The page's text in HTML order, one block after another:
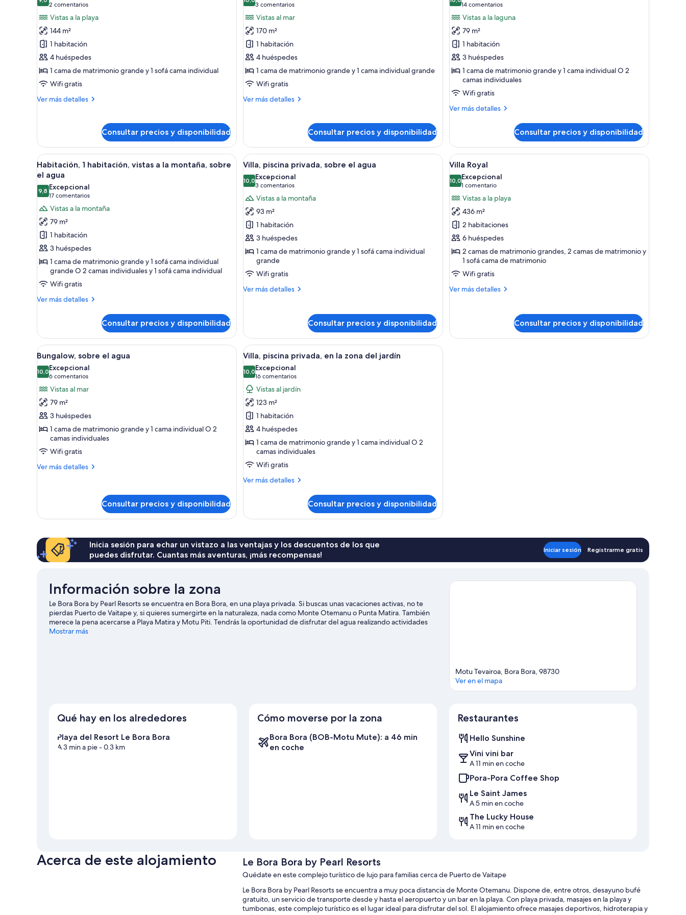
habitaciones
fotos
de
Villa,
habitación,
piscina
privada,
junto
9,0 de 10
2 comentarios
(2 comentarios)
Vistas a la playa
144 m²
1 habitación
4 huéspedes
1 cama de matrimonio grande y 1 sofá cama individual
Wifi gratis
Ver más detalles
Más
habitación,
piscina
privada,
junto
la
playa
Consultar precios y disponibilidad
fotos
de
Suite,
sobre
el
agua
(End
of
10,0 de 10
3 comentarios
(3 comentarios)
Vistas al mar
170 m²
1 habitación
4 huéspedes
1 cama de matrimonio grande y 1 cama individual grande
Wifi gratis
Ver más detalles
Más
el
agua
(End
Pontoon)
Consultar precios y disponibilidad
fotos
de
Bungalow,
vistas
a
la
laguna
10,0 de 10
14 comentarios
(14 comentarios)
Vistas a la laguna
79 m²
1 habitación
3 huéspedes
1 cama de matrimonio grande y 1 cama individual O 2
camas individuales
Wifi gratis
Ver más detalles
Más
vistas
la
laguna
Consultar precios y disponibilidad
Abrir
todas
las
fotos
de
Habitación,
habitación,
vistas
a
montaña,
sobre
Bungalows sobre el agua con techos de paja, terraza de madera y sillones frente a un mar turquesa y una montaña al fondo.
8
Habitación, 1 habitación, vistas a la montaña, sobre
el agua
9,89,8 de 10
Excepcional
17 comentarios
(17 comentarios)
Vistas a la montaña
79 m²
1 habitación
3 huéspedes
1 cama de matrimonio grande y 1 sofá cama individual
grande O 2 camas individuales y 1 sofá cama individual
Wifi gratis
Ver más detalles
Más
1
habitación,
vistas
la
montaña,
sobre
el
agua
Consultar precios y disponibilidad
Abrir
todas
las
fotos
de
Villa,
piscina
privada,
sobre
agua
Cabañas sobre el agua con techos de paja, pasarelas de madera y agua turquesa cristalina.
6
Villa, piscina privada, sobre el agua
10,010,0 de 10
Excepcional
3 comentarios
(3 comentarios)
Vistas a la montaña
93 m²
1 habitación
3 huéspedes
1 cama de matrimonio grande y 1 sofá cama individual
grande
Wifi gratis
Ver más detalles
Más
privada,
sobre
el
Consultar precios y disponibilidad
Abrir
todas
las
fotos
de
Villa
Royal
Zona junto a la piscina con estructuras de
15
Villa Royal
10,010,0 de 10
Excepcional
1 comentario
(1 comentario)
Vistas a la playa
436 m²
2 habitaciones
6 huéspedes
2 camas de matrimonio grandes, 2 camas de matrimonio y
1 sofá cama de matrimonio
Wifi gratis
Ver más detalles
Más
Consultar precios y disponibilidad
Abrir
todas
las
fotos
de
Bungalow,
sobre
el
agua
Habitación de hotel con una cama grande, televisión, zona de estar con vistas al océano y balcón con techo de paja.
7
Bungalow, sobre el agua
10,010,0 de 10
Excepcional
6 comentarios
(6 comentarios)
Vistas al mar
79 m²
3 huéspedes
1 cama de matrimonio grande y 1 cama individual O 2
camas individuales
Wifi gratis
Ver más detalles
Más
el
agua
Consultar precios y disponibilidad
Abrir
todas
las
fotos
de
Villa,
piscina
privada,
en
zona
del
Una terraza de madera con piscina, sillas de descanso, una cabaña de techo de paja y plantas tropicales.
5
Villa, piscina privada, en la zona del jardín
10,010,0 de 10
Excepcional
16 comentarios
(16 comentarios)
Vistas al jardín
123 m²
1 habitación
4 huéspedes
1 cama de matrimonio grande y 1 cama individual O 2
camas individuales
Wifi gratis
Ver más detalles
Más
piscina
la
zona
del
Consultar precios y disponibilidad
Inicia sesión para echar un vistazo a las ventajas y los descuentos de los que
puedes disfrutar. Cuantas más aventuras, ¡más recompensas!
Iniciar sesión Registrarme gratis
Información sobre la zona
Le Bora Bora by Pearl Resorts se encuentra en Bora Bora, en una playa privada. Si buscas unas vacaciones activas, no te
pierdas Puerto de Vaitape y, si quieres sumergirte en la naturaleza, nada como Monte Otemanu o Punta Matira. También
merece la pena acercarse a Playa Matira y Motu Piti. Tendrás la oportunidad de disfrutar del agua realizando actividades
como submarinismo o esquí acuático, pero también podrás vivir grandes aventuras practicando el paracaidismo o el
Mostrar más
Motu Tevairoa, Bora Bora, 98730
Ver en el mapa
Qué hay en los alrededores
Playa del Resort Le Bora Bora
A 3 min a pie- 0.3 km
Cómo moverse por la zona
Bora Bora (BOB-Motu Mute): a 46 min
en coche
Restaurantes
Hello Sunshine
Vini vini bar
A 11 min en coche
Pora-Pora Coffee Shop
Le Saint James
A 5 min en coche
The Lucky House
A 11 min en coche
Acerca de este alojamiento Le Bora Bora by Pearl Resorts
Quédate en este complejo turístico de lujo para familias cerca de Puerto de Vaitape
Le Bora Bora by Pearl Resorts se encuentra a muy poca distancia de Monte Otemanu. Dispone de, entre otros, desayuno bufé
gratuito, un servicio de transporte desde y hasta el aeropuerto y un bar en la playa. Con playa privada, masajes en la playa y
tumbonas, este complejo turístico es el lugar ideal para disfrutar del sol. El alojamiento ofrece masajes deportivos, hidroterapia y